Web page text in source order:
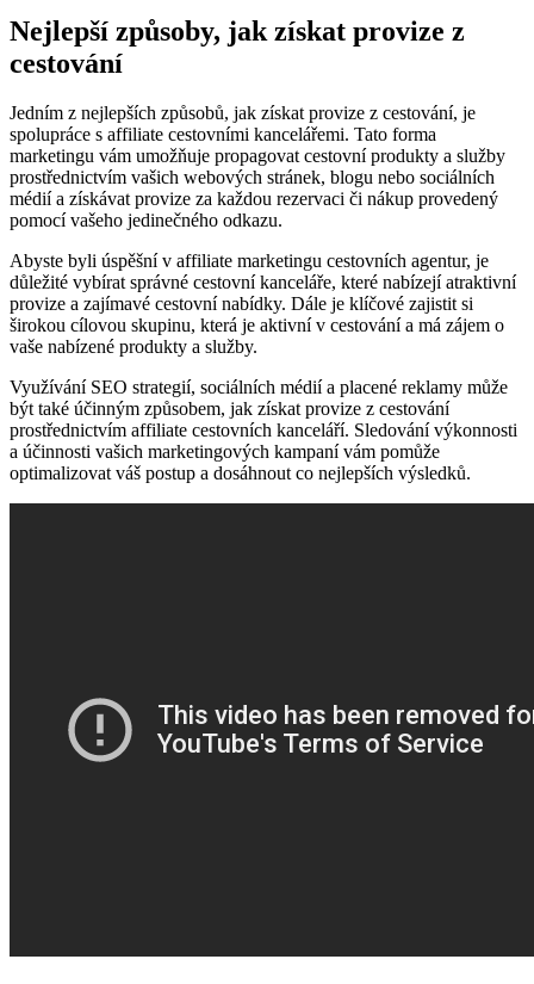
Nejlepší způsoby, jak získat provize z
cestování
Jedním z nejlepších způsobů, jak získat provize z cestování, je
spolupráce s affiliate cestovními kancelářemi. Tato forma
marketingu vám umožňuje propagovat cestovní produkty a služby
prostřednictvím vašich webových stránek, blogu nebo sociálních
médií a získávat provize za každou rezervaci či nákup provedený
pomocí vašeho jedinečného odkazu.
Abyste byli úspěšní v affiliate marketingu cestovních agentur, je
důležité vybírat správné cestovní kanceláře, které nabízejí atraktivní
provize a zajímavé cestovní nabídky. Dále je klíčové zajistit si
širokou cílovou skupinu, která je aktivní v cestování a má zájem o
vaše nabízené produkty a služby.
Využívání SEO strategií, sociálních médií a placené reklamy může
být také účinným způsobem, jak získat provize z cestování
prostřednictvím affiliate cestovních kanceláří. Sledování výkonnosti
a účinnosti vašich marketingových kampaní vám pomůže
optimalizovat váš postup a dosáhnout co nejlepších výsledků.